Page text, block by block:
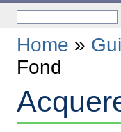
Home »
Fond